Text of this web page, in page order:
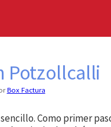
Potzollcalli
Box Factura
Como primer